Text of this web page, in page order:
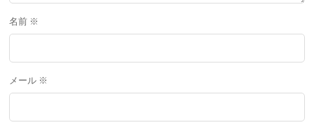
名前 ※
メール ※